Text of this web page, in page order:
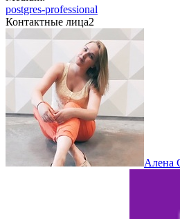
postgres-professional
Контактные лица2
Алена